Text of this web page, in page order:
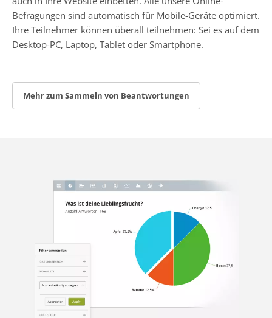
Befragungen sind automatisch für Mobile-Geräte optimiert.
Ihre Teilnehmer können überall teilnehmen: Sei es auf dem
Desktop-PC, Laptop, Tablet oder Smartphone.
Mehr zum Sammeln von Beantwortungen